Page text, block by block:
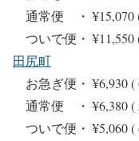
通常便 ・ ¥15,070
ついで便・
田尻町
お急ぎ便・ ¥6,930
通常便 ・ ¥6,380 (
ついで便・ ¥5,060